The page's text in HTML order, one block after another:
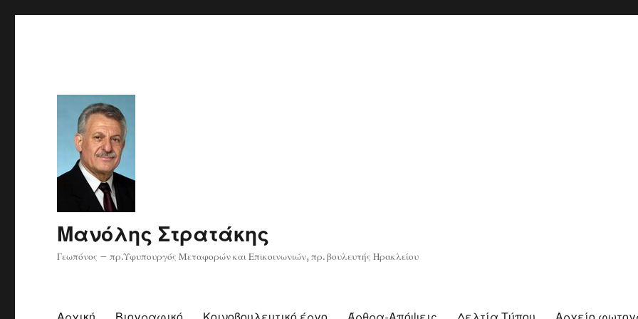
Μανόλης Στρατάκης
Γεωπόνος – πρ.Υφυπουργός Μεταφορών και Επικοινωνιών, πρ. βουλευτής Ηρακλείου